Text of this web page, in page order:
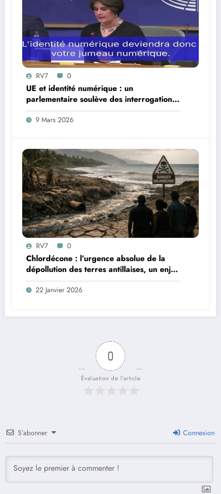
RV7 0
UE et identité numérique : un
parlementaire soulève des interrogations
juridiques
9 Mars 2026
RV7 0
Chlordécone : l’urgence absolue de la
dépollution des terres antillaises, un enjeu
sanitaire, environnemental et
démocratique
22 Janvier 2026
0
Évaluation de l'article
S’abonner Connexion